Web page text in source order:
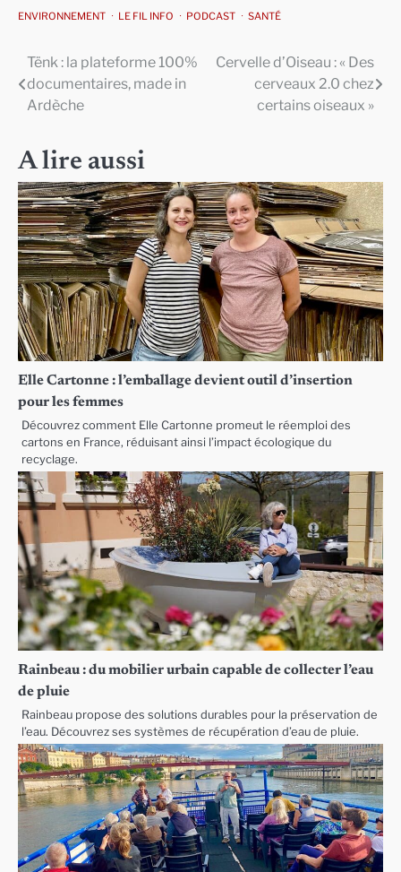
ENVIRONNEMENT LE FIL INFO PODCAST SANTÉ
Navigation
de
Tënk : la plateforme 100%
documentaires, made in
Ardèche
Cervelle d’Oiseau : « Des
cerveaux 2.0 chez
certains oiseaux »
A lire aussi
Elle Cartonne : l’emballage devient outil d’insertion
pour les femmes
Découvrez comment Elle Cartonne promeut le réemploi des
cartons en France, réduisant ainsi l’impact écologique du
recyclage.
Rainbeau : du mobilier urbain capable de collecter l’eau
de pluie
Rainbeau propose des solutions durables pour la préservation de
l’eau. Découvrez ses systèmes de récupération d’eau de pluie.